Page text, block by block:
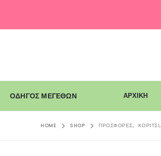
ΟΔΗΓΟΣ ΜΕΓΕΘΩΝ ΑΡΧΙΚΗ
HOME SHOP ΠΡΟΣΦΟΡΈΣ, ΚΟΡΊΤΣΙ,